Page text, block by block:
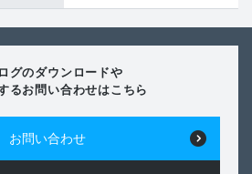
グのダウンロードや
るお問い合わせはこちら
お問い合わせ